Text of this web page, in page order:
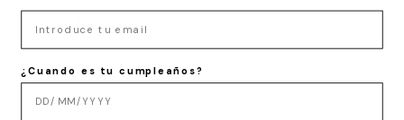
Publicación anterior
Email
¿Cuando es tu cumpleaños?